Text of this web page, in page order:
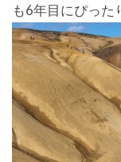
も6年目にぴった